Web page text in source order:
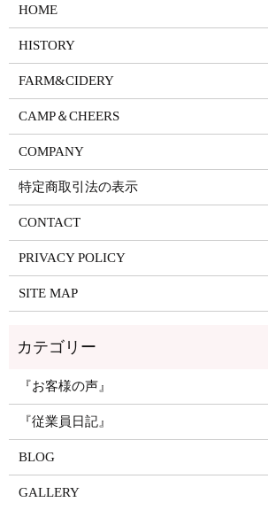
HOME
HISTORY
FARM&CIDERY
CAMP＆CHEERS
COMPANY
特定商取引法の表示
CONTACT
PRIVACY POLICY
SITE MAP
『お客様の声』
『従業員日記』
BLOG
GALLERY